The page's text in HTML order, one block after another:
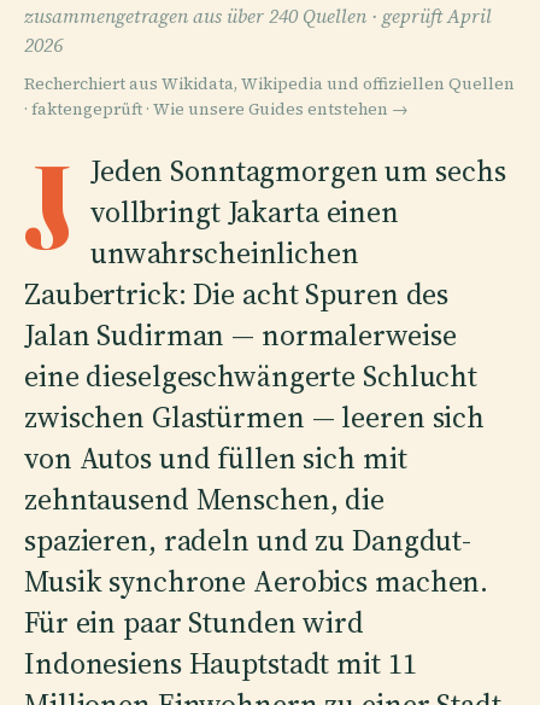
zusammengetragen aus über 240 Quellen · geprüft April
2026
Recherchiert aus Wikidata, Wikipedia und offiziellen Quellen
· faktengeprüft · Wie unsere Guides entstehen →
J Jeden Sonntagmorgen um sechs
vollbringt Jakarta einen
unwahrscheinlichen
Zaubertrick: Die acht Spuren des
Jalan Sudirman — normalerweise
eine dieselgeschwängerte Schlucht
zwischen Glastürmen — leeren sich
von Autos und füllen sich mit
zehntausend Menschen, die
spazieren, radeln und zu Dangdut-
Musik synchrone Aerobics machen.
Für ein paar Stunden wird
Indonesiens Hauptstadt mit 11